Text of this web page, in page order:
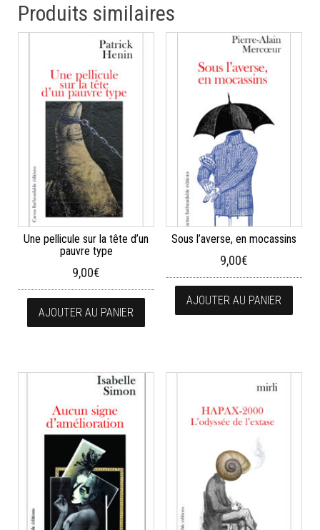
Produits similaires
Une pellicule sur la tête d’un
pauvre type
9,00€
AJOUTER AU PANIER
Sous l’averse, en mocassins
9,00€
AJOUTER AU PANIER